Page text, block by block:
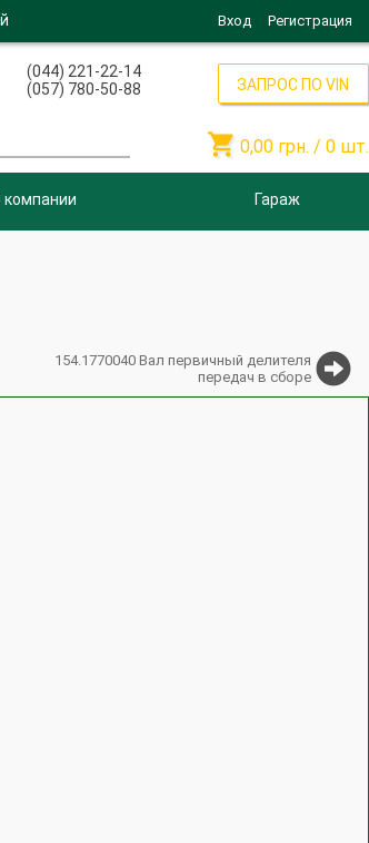
Вход Регистрация
(044) 221-22-14
(057) 780-50-88
ЗАПРОС ПО VIN
 0,00 грн. / 0 шт.
компании Гараж
154.1770040 Вал первичный делителя
передач в сборе